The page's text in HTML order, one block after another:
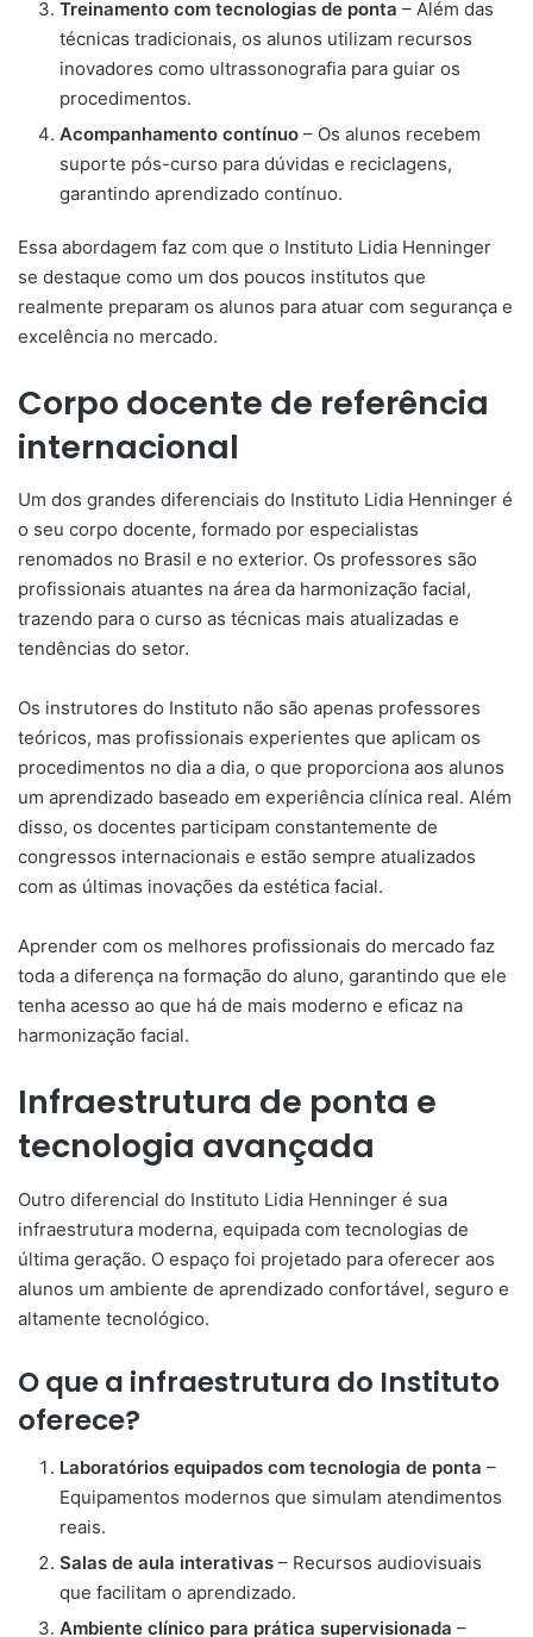
Treinamento com tecnologias de ponta – Além das
técnicas tradicionais, os alunos utilizam recursos
inovadores como ultrassonografia para guiar os
procedimentos.
Acompanhamento contínuo – Os alunos recebem
suporte pós-curso para dúvidas e reciclagens,
garantindo aprendizado contínuo.
Essa abordagem faz com que o Instituto Lidia Henninger
se destaque como um dos poucos institutos que
realmente preparam os alunos para atuar com segurança e
excelência no mercado.
Corpo docente de referência
internacional
Um dos grandes diferenciais do Instituto Lidia Henninger é
o seu corpo docente, formado por especialistas
renomados no Brasil e no exterior. Os professores são
profissionais atuantes na área da harmonização facial,
trazendo para o curso as técnicas mais atualizadas e
tendências do setor.
Os instrutores do Instituto não são apenas professores
teóricos, mas profissionais experientes que aplicam os
procedimentos no dia a dia, o que proporciona aos alunos
um aprendizado baseado em experiência clínica real. Além
disso, os docentes participam constantemente de
congressos internacionais e estão sempre atualizados
com as últimas inovações da estética facial.
Aprender com os melhores profissionais do mercado faz
toda a diferença na formação do aluno, garantindo que ele
tenha acesso ao que há de mais moderno e eficaz na
harmonização facial.
Infraestrutura de ponta e
tecnologia avançada
Outro diferencial do Instituto Lidia Henninger é sua
infraestrutura moderna, equipada com tecnologias de
última geração. O espaço foi projetado para oferecer aos
alunos um ambiente de aprendizado confortável, seguro e
altamente tecnológico.
O que a infraestrutura do Instituto
oferece?
Laboratórios equipados com tecnologia de ponta –
Equipamentos modernos que simulam atendimentos
reais.
Salas de aula interativas – Recursos audiovisuais
que facilitam o aprendizado.
Ambiente clínico para prática supervisionada –